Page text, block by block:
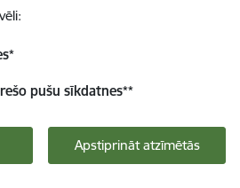
*
pušu sīkdatnes**
Apstiprināt atzīmētās